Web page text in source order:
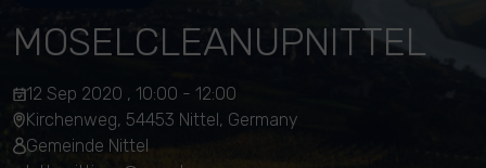
MOSELCLEANUPNITTEL
12 Sep 2020 , 10:00 - 12:00
Kirchenweg, 54453 Nittel, Germany
Gemeinde Nittel